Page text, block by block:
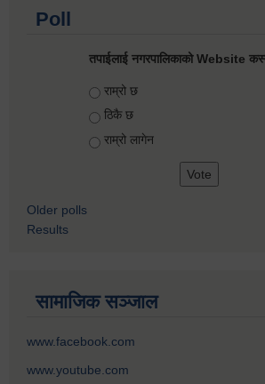
Poll
तपाईलाई नगरपालिकाको Website
Choices
राम्रो छ
ठिकै छ
राम्रो लागेन
Older polls
Results
सामाजिक सञ्जाल
www.facebook.com
www.youtube.com